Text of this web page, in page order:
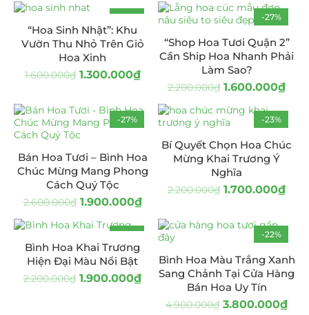
-19%
“Hoa Sinh Nhật”: Khu
Vườn Thu Nhỏ Trên Giỏ
Hoa Xinh
1.600.000₫ 1.300.000₫
-27%
“Shop Hoa Tươi Quận 2”
Cần Ship Hoa Nhanh Phải
Làm Sao?
2.200.000₫ 1.600.000₫
-27%
Bán Hoa Tươi – Bình Hoa
Chúc Mừng Mang Phong
Cách Quý Tộc
2.600.000₫ 1.900.000₫
-23%
Bí Quyết Chọn Hoa Chúc
Mừng Khai Trương Ý
Nghĩa
2.200.000₫ 1.700.000₫
-14%
Bình Hoa Khai Trương
Hiện Đại Màu Nổi Bật
2.200.000₫ 1.900.000₫
-22%
Bình Hoa Màu Trắng Xanh
Sang Chảnh Tại Cửa Hàng
Bán Hoa Uy Tín
4.900.000₫ 3.800.000₫